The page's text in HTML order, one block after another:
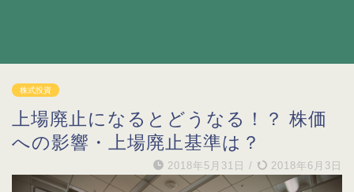
株式投資
上場廃止になるとどうなる！？ 株価
への影響・上場廃止基準は？
2018年5月31日 / 2018年6月3日